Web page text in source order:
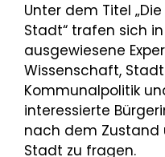
Unter dem Titel
Stadt“ trafen sich
ausgewiesene
Wissenschaft,
Kommunalpolitik
interessierte
nach dem Zustand
Stadt zu fragen.